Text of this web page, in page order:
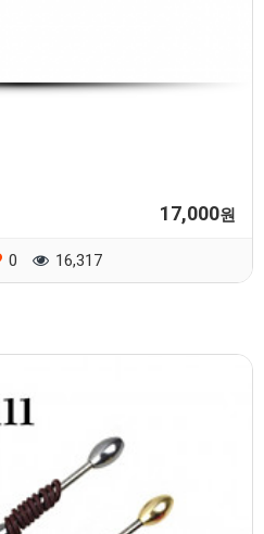
17,000원
0 16,317